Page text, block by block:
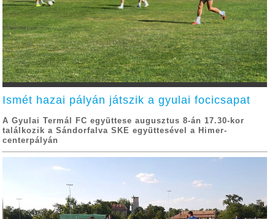
Ismét hazai pályán játszik a gyulai focicsapat
A Gyulai Termál FC együttese augusztus 8-án 17.30-kor
találkozik a Sándorfalva SKE együttesével a Himer-
centerpályán